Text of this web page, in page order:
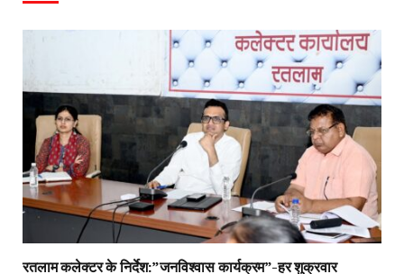
रतलाम कलेक्टर के निर्देश:”जनविश्वास कार्यक्रम”-हर शुक्रवार